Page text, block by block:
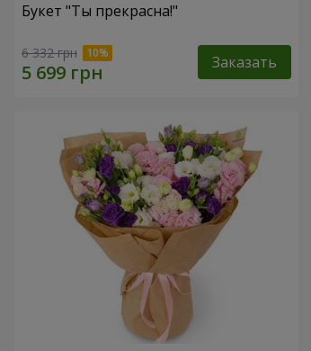
Букет "Ты прекрасна!"
6 332 грн Заказать